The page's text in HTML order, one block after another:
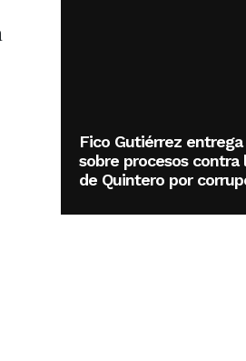
Fico Gutiérrez entrega
sobre procesos contra
de Quintero por